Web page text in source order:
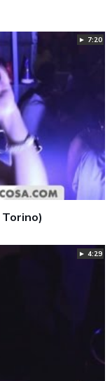
► 7:20
Torino)
► 4:29